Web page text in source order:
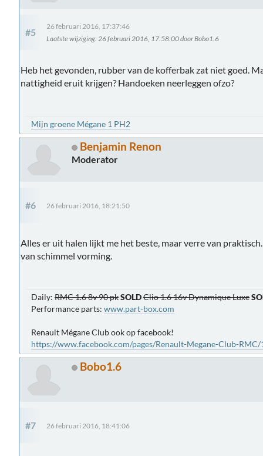
#5
26 februari 2016, 17:37:46
Laatste wijziging: 26 februari 2016, 17:58:00 door Bobo1.6
Heb het gevonden, rubber van de kofferbak zat niet goed.
nattigheid eruit krijgen? Handoeken neerleggen ofzo?
Mijn groene Mégane 1 PH2
Benjamin Renon
Moderator
#6 26 februari 2016, 18:21:50
Alles er uit halen lijkt me het beste, maar verre van
van schimmel vorming.
Daily: RMC 1.6 8v 90 pkSOLDClio 1.6 16v Dynamique Luxe
Performance parts: www.part-box.com
Renault Mégane Club ook op facebook!
https://www.facebook.com/pages/Renault-Megane-Club-
Bobo1.6
#7 26 februari 2016, 18:41:06